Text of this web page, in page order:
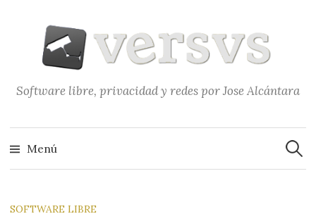
contenido
Software libre, privacidad y redes por Jose Alcántara
Menú
SOFTWARE LIBRE